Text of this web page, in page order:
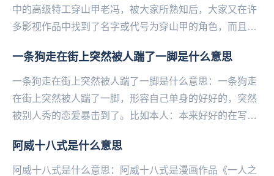
中的高级特工穿山甲老冯，被大家所熟知后，大家又在许
多影视作品中找到了名字或代号为穿山甲的角色，而且这
一条狗走在街上突然被人踹了一脚是什么意思
一条狗走在街上突然被人踹了一脚是什么意思：一条狗走
在街上突然被人踹了一脚，形容自己单身的好好的，突然
被别人秀的恋爱暴击到了。比如本人：本来好好的在写论
阿威十八式是什么意思
阿威十八式是什么意思：阿威十八式是漫画作品《一人之